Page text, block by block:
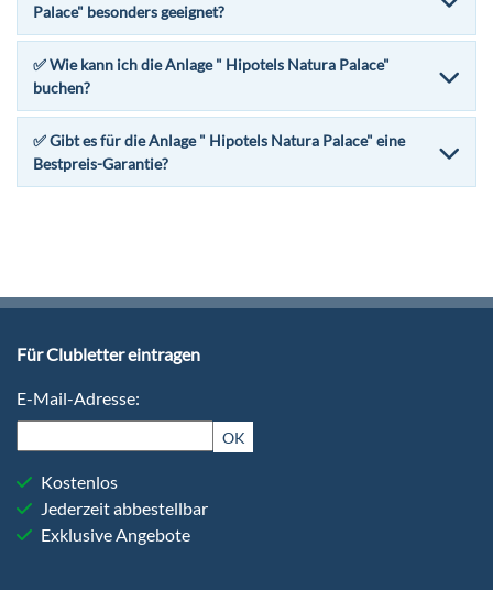
Palace" besonders geeignet?
✅ Wie kann ich die Anlage " Hipotels Natura Palace"
buchen?
✅ Gibt es für die Anlage " Hipotels Natura Palace" eine
Bestpreis-Garantie?
Für Clubletter eintragen
E-Mail-Adresse:
OK
Kostenlos
Jederzeit abbestellbar
Exklusive Angebote